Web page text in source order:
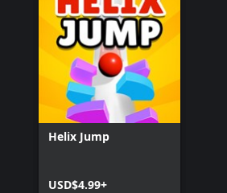
Helix Jump
USD$4.99+